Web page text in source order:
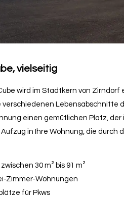
vielseitig
wird im Stadtkern von Zirndorf
verschiedenen
einen gemütlichen Platz,
in Ihre Wohnung, die
30 m² bis 91 m²
Zimmer-Wohnungen
für Pkws